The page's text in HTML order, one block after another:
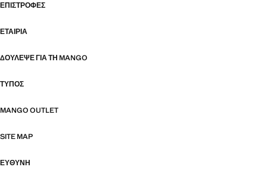
ΕΠΙΣΤΡΟΦΈΣ
ΕΤΑΙΡΊΑ
ΔΟΎΛΕΨΕ ΓΙΑ ΤΗ MANGO
ΤΎΠΟΣ
MANGO OUTLET
SITE MAP
ΕΥΘΥΝΗ